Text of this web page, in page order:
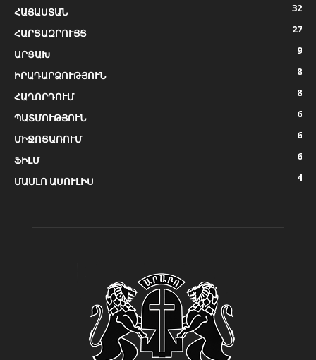
ՀԱՅԱՍՏԱՆ
32
ՀԱՐՑԱԶՐՈՒՅՑ
27
ԱՐՑԱԽ
9
ԻՐԱԴԱՐՁՈՒԹՅՈՒՆ
8
ՀԱՂՈՐԴՈՒՄ
8
ՊԱՏՄՈՒԹՅՈՒՆ
6
ՄԻՋՈՑԱՌՈՒՄ
6
ՖԻԼՄ
6
ՄԱՄԼՈ ԱՍՈՒԼԻՍ
4